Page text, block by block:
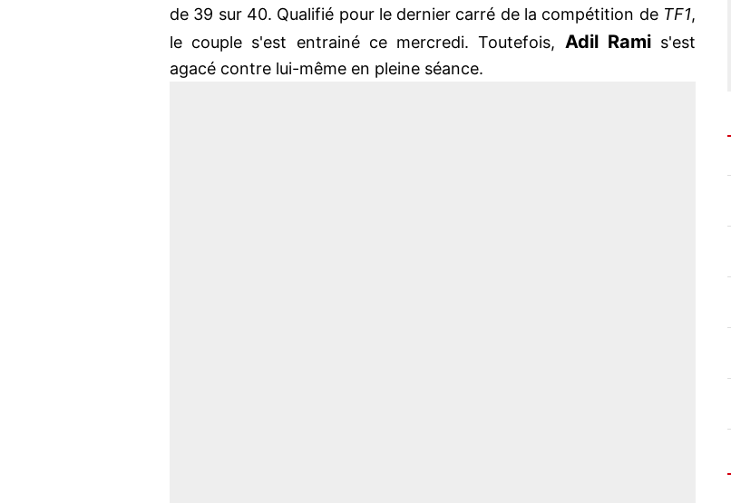
de 39 sur 40. Qualifié pour le dernier carré de la compétition de TF1,
le couple s'est entrainé ce mercredi. Toutefois, Adil Rami s'est
agacé contre lui-même en pleine séance.